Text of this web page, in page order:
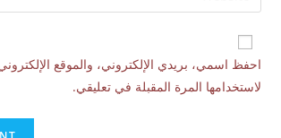
احفظ اسمي، بريدي الإلكتروني، والموقع
لاستخدامها المرة المقبلة في تعليقي.